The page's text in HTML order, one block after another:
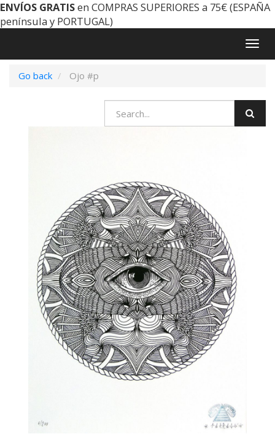
ENVÍOS GRATISen COMPRAS SUPERIORES a 75€ (ESPAÑA
península y PORTUGAL)
Go back
Ojo #p